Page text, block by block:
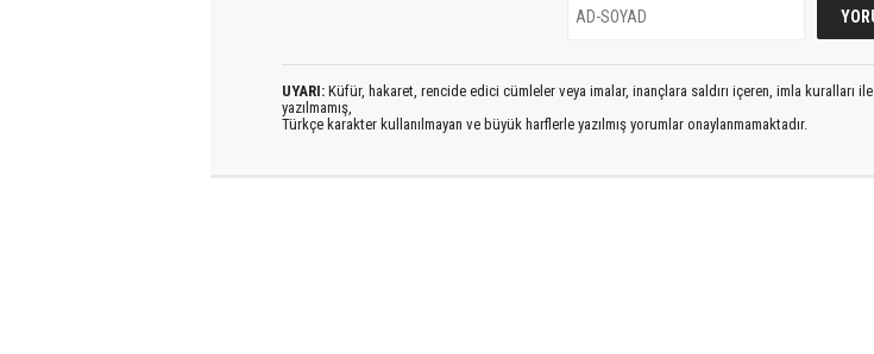
UYARI: Küfür, hakaret, rencide edici cümleler veya imalar, inançlara saldırı içeren, imla kuralları ile
yazılmamış,
Türkçe karakter kullanılmayan ve büyük harflerle yazılmış yorumlar onaylanmamaktadır.